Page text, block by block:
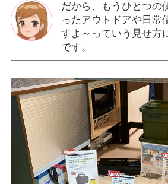
だから、もうひとつの
ったアウトドアや日常
すよ～っていう見せ方
です。